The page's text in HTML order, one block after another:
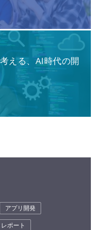
える、AI時代の開
アプリ開発
ポート